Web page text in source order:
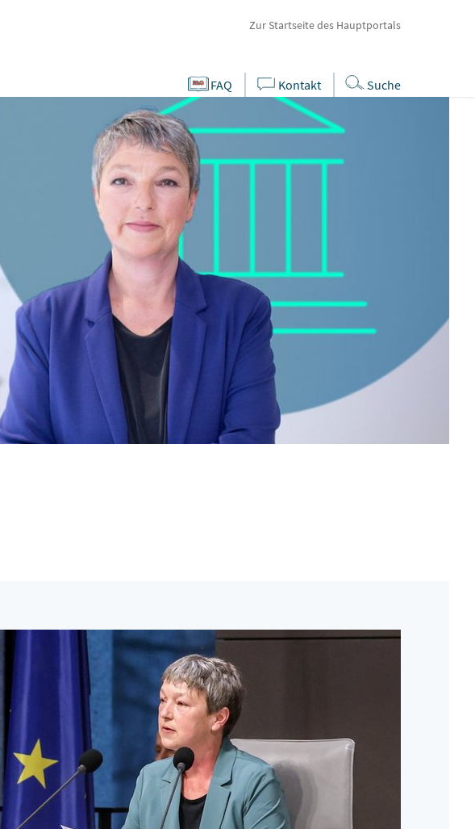
Zur Startseite des Hauptportals
FAQ Kontakt Suche